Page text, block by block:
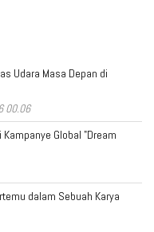
Udara Masa Depan di
00.06
Global "Dream
dalam Sebuah Karya